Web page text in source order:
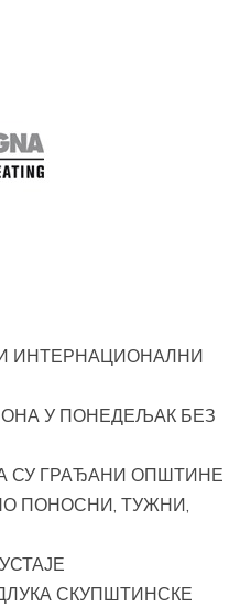
ИНТЕРНАЦИОНАЛНИ
У ПОНЕДЕЉАК БЕЗ
СУ ГРАЂАНИ ОПШТИНЕ
ПОНОСНИ, ТУЖНИ,
СКУПШТИНСКЕ